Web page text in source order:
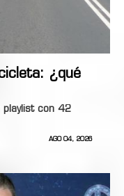
¿qué
playlist con 42
AGO 04, 2026